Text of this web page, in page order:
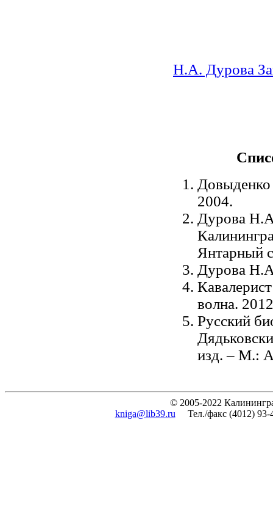
Н.А. Дурова
2004.
Дурова
Янтарный
Дурова
волна.
Русский
изд. – М.:
© 2005-2022
kniga@lib39.ru Тел./факс (4012) 93-